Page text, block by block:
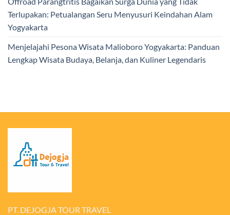
Terlupakan: Petualangan Seru Menyusuri Keindahan Alam
Yogyakarta
Menjelajahi Pesona Wisata Malioboro Yogyakarta: Panduan
Lengkap Wisata Budaya, Belanja, dan Kuliner Legendaris
PT. DEJOGJA TOUR TRAVEL